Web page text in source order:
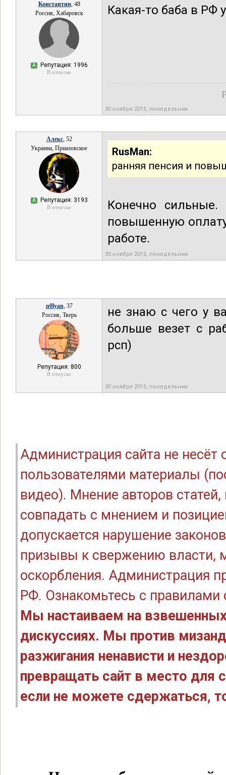
Константин, 48
Россия, Хабаровск
А Репутация: 1996
В отпуске
Какая-то баба в РФ
30 ноября 2015, понедельник
Алекс, 52
Украина, Приазовское
А Репутация: 3193
В отпуске
RusMan:
ранняя пенсия и
Конечно
повышенную
работе.
30 ноября 2015, понедельник
n0lyan, 37
Россия, Тверь
Репутация: 800
В отпуске
не знаю с чего у
больше везет с
рсп)
30 ноября 2015, понедельник
Администрация сайта не
пользователями материалы
видео). Мнение авторов
совпадать с мнением и
допускается нарушение
призывы к свержению власти,
оскорбления. Администрация
РФ. Ознакомьтесь с правилами
Мы настаиваем на
дискуссиях. Мы против
разжигания ненависти и
превращать сайт в место для
если не можете сдержаться,